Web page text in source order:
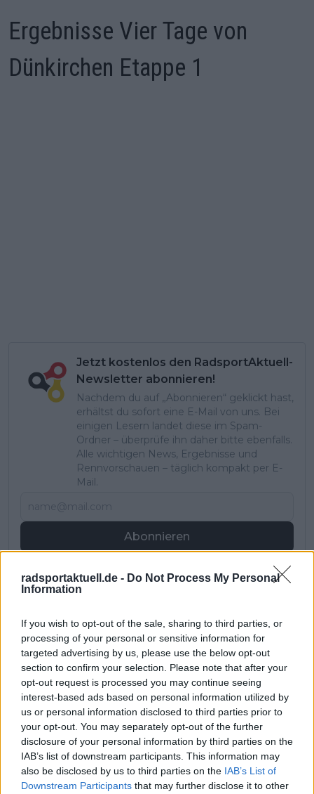
radsportaktuell.de - Do Not Process My Personal
Information
If you wish to opt-out of the sale, sharing to third parties, or
processing of your personal or sensitive information for
targeted advertising by us, please use the below opt-out
section to confirm your selection. Please note that after your
opt-out request is processed you may continue seeing
interest-based ads based on personal information utilized by
us or personal information disclosed to third parties prior to
your opt-out. You may separately opt-out of the further
disclosure of your personal information by third parties on the
IAB’s list of downstream participants. This information may
also be disclosed by us to third parties on the IAB’s List of
Downstream Participants that may further disclose it to other
Ergebnisse Vier Tage von
Dünkirchen Etappe 1
Jetzt kostenlos den RadsportAktuell-
Newsletter abonnieren!
Nachdem du auf „Abonnieren“ geklickt hast,
erhältst du sofort eine E-Mail von uns. Bei
einigen Lesern landet diese im Spam-
Ordner – überprüfe ihn daher bitte ebenfalls.
Alle wichtigen News, Ergebnisse und
Rennvorschauen – täglich kompakt per E-
Mail.
Abonnieren
Nic Gayer
Nic Gayer ist seit 2022 im Journalismus tätig und begann
seine Laufbahn als freier Redakteur im Lokaljournalismus
für eine Tageszeitung. Für Radsportaktuell.de berichtet er
über den professionellen Radsport und begleitet das
Geschehen von der WorldTour bis zu wichtigen
nationalen und internationalen Rennen. Sein
Schwerpunkt liegt auf Vorberichten,
Rennzusammenfassungen und Analysen, mit denen er
Entwicklungen im Peloton klar einordnet.
Bei seiner Arbeit wird Nic von den Kolleginnen und
Kollegen der Schwesterplattform CyclingUpToDate
unterstützt, wodurch er regelmäßig direkten Zugang zu
Teams, Fahrern und offiziellen Terminen erhält. Er arbeitet